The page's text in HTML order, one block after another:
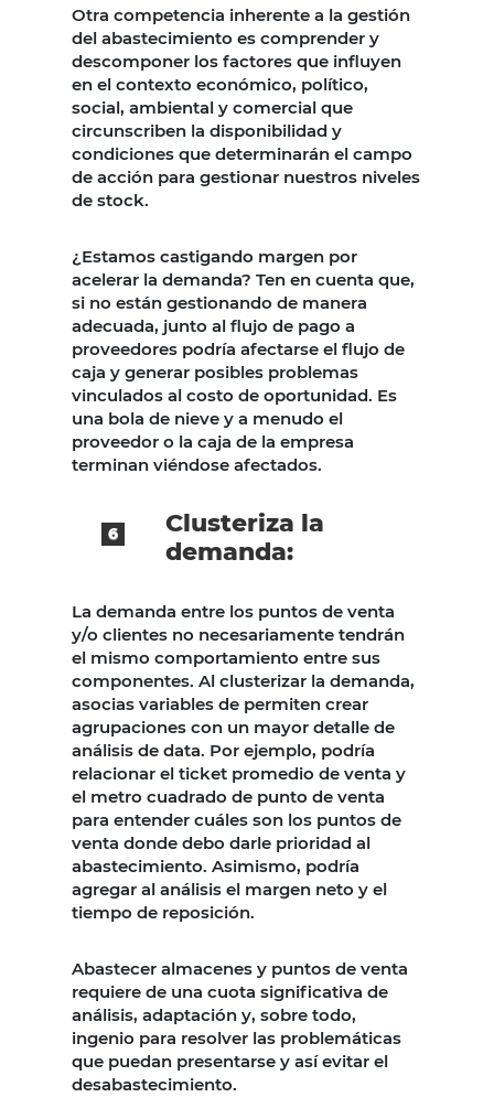
Otra competencia inherente a la gestión
del abastecimiento es comprender y
descomponer los factores que influyen
en el contexto económico, político,
social, ambiental y comercial que
circunscriben la disponibilidad y
condiciones que determinarán el campo
de acción para gestionar nuestros niveles
de stock.
¿Estamos castigando margen por
acelerar la demanda? Ten en cuenta que,
si no están gestionando de manera
adecuada, junto al flujo de pago a
proveedores podría afectarse el flujo de
caja y generar posibles problemas
vinculados al costo de oportunidad. Es
una bola de nieve y a menudo el
proveedor o la caja de la empresa
terminan viéndose afectados.
Clusteriza la
demanda:
La demanda entre los puntos de venta
y/o clientes no necesariamente tendrán
el mismo comportamiento entre sus
componentes. Al clusterizar la demanda,
asocias variables de permiten crear
agrupaciones con un mayor detalle de
análisis de data. Por ejemplo, podría
relacionar el ticket promedio de venta y
el metro cuadrado de punto de venta
para entender cuáles son los puntos de
venta donde debo darle prioridad al
abastecimiento. Asimismo, podría
agregar al análisis el margen neto y el
tiempo de reposición.
Abastecer almacenes y puntos de venta
requiere de una cuota significativa de
análisis, adaptación y, sobre todo,
ingenio para resolver las problemáticas
que puedan presentarse y así evitar el
desabastecimiento.